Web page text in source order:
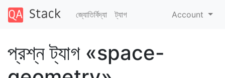
জ্যোতির্বিদ্যা ট্যাগ Account
প্রশ্ন ট্যাগ «space-